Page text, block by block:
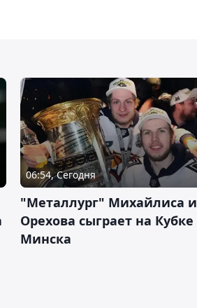
06:54, Сегодня
"Металлург" Михайлиса и
Орехова сыграет на Кубке
Минска